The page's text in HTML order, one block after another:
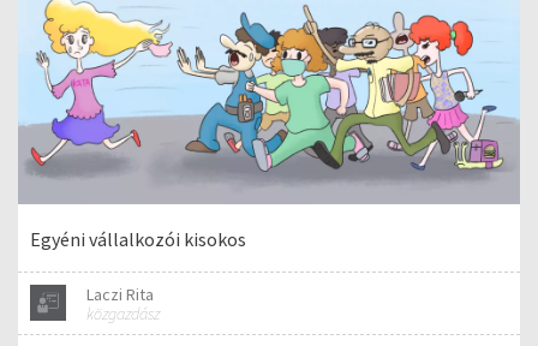
Egyéni vállalkozói kisokos
Laczi Rita
közgazdász